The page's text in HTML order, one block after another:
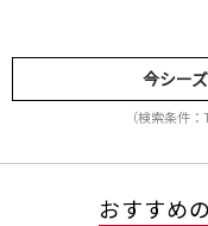
今シー
（検索条件
おすすめ